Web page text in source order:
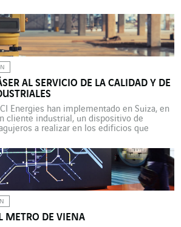
La Estación Marítima Tour & Taxis,
a principios del siglo XX […]
AL SERVICIO DE LA CALIDAD Y DE
Energies han implementado en Suiza, en
cliente industrial, un dispositivo de
a realizar en los edificios que
bandejas de cables o aparatos
instalarlos […]
METRO DE VIENA